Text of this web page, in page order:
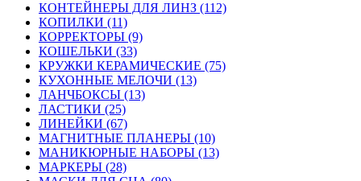
КОНТЕЙНЕРЫ ДЛЯ ЛИНЗ (112)
КОПИЛКИ (11)
КОРРЕКТОРЫ (9)
КОШЕЛЬКИ (33)
КРУЖКИ КЕРАМИЧЕСКИЕ (75)
КУХОННЫЕ МЕЛОЧИ (13)
ЛАНЧБОКСЫ (13)
ЛАСТИКИ (25)
ЛИНЕЙКИ (67)
МАГНИТНЫЕ ПЛАНЕРЫ (10)
МАНИКЮРНЫЕ НАБОРЫ (13)
МАРКЕРЫ (28)